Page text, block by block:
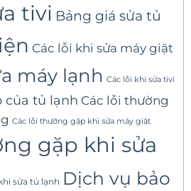
tivi Bảng giá sửa tủ
Các lỗi khi sửa máy giặt
máy lạnh Các lỗi khi sửa tivi
của tủ lạnh Các lỗi thường
Các lỗi thường gặp khi sửa máy giặt
gặp khi sửa
sửa tủ lạnh Dịch vụ bảo